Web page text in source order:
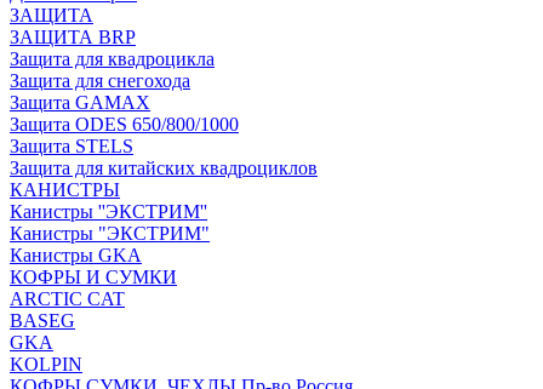
ЗАЩИТА
ЗАЩИТА BRP
Защита для квадроцикла
Защита для снегохода
Защита GAMAX
Защита ODES 650/800/1000
Защита STELS
Защита для китайских квадроциклов
КАНИСТРЫ
Канистры ''ЭКСТРИМ''
Канистры "ЭКСТРИМ"
Канистры GKA
КОФРЫ И СУМКИ
ARCTIC CAT
BASEG
GKA
KOLPIN